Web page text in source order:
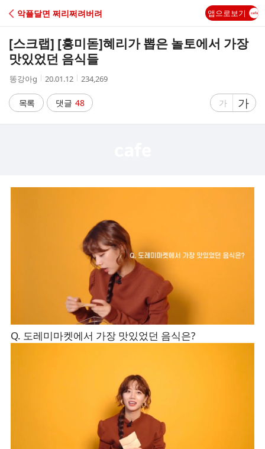
C
A
악플달면 쩌리쩌려버려 앱으로보기
[스크랩] [흥미돋]혜리가 뽑은 놀토에서 가장
맛있었던 음식들
작
자
똥강아g
작
시
간
20.01.12
조
수
234,269
목록 댓글 48
글
게
가
글
자
게
가
Q. 도레미마켓에서 가장 맛있었던 음식은?